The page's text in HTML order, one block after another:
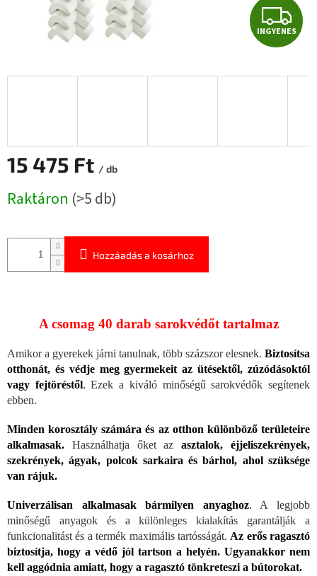
I
N
G
INGYENES
15 475 Ft / db
Raktáron (>5 db)
Hozzáadás a kosárhoz
A csomag 40 darab sarokvédőt tartalmaz
Amikor a gyerekek járni tanulnak, több százszor elesnek. Biztosítsa
otthonát, és védje meg gyermekeit az ütésektől, zúzódásoktól
vagy fejtöréstől. Ezek a kiváló minőségű sarokvédők segítenek
ebben.
Minden korosztály számára és az otthon különböző területeire
alkalmasak. Használhatja őket azasztalok, éjjeliszekrények,
szekrények, ágyak, polcok sarkaira és bárhol, ahol szüksége
van rájuk.
Univerzálisan alkalmasak bármilyen anyaghoz. A legjobb
minőségű anyagok és a különleges kialakítás garantálják a
funkcionalitást és a termék maximális tartósságát. Az erős ragasztó
biztosítja, hogy a védő jól tartson a helyén. Ugyanakkor nem
kell aggódnia amiatt, hogy a ragasztó tönkreteszi a bútorokat.